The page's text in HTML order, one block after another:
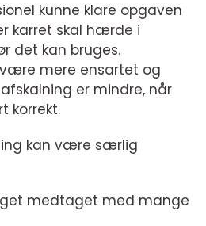
kunne klare opgaven
karret skal hærde i
det kan bruges.
mere ensartet og
er mindre, når
korrekt.
kan være særlig
medtaget med mange